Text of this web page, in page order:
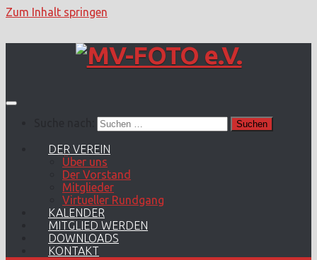
Zum Inhalt springen
DER VEREIN
Über uns
Der Vorstand
Mitglieder
Virtueller Rundgang
KALENDER
MITGLIED WERDEN
DOWNLOADS
KONTAKT